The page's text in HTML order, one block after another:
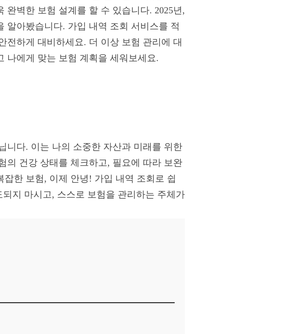
벽한 보험 설계를 할 수 있습니다. 2025년,
알아봤습니다. 가입 내역 조회 서비스를 적
전하게 대비하세요. 더 이상 보험 관리에 대
나에게 맞는 보험 계획을 세워보세요.
니다. 이는 나의 소중한 자산과 미래를 위한
의 건강 상태를 체크하고, 필요에 따라 보완
한 보험, 이제 안녕! 가입 내역 조회로 쉽
지 마시고, 스스로 보험을 관리하는 주체가